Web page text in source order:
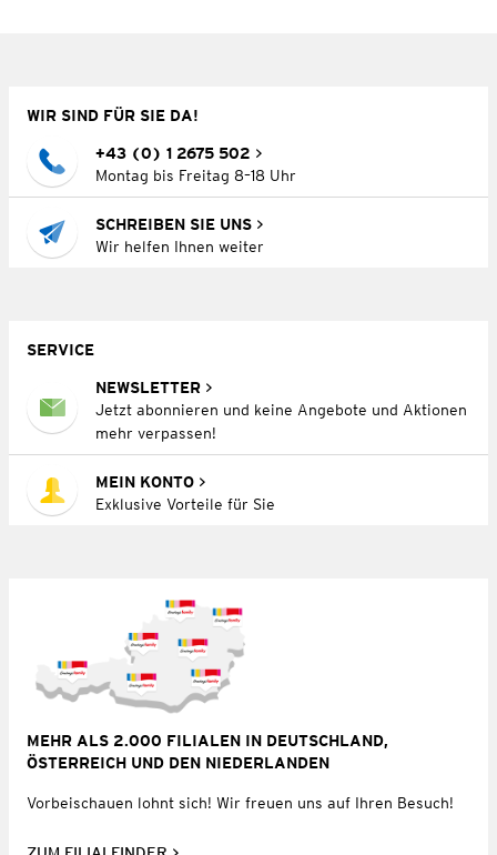
WIR SIND FÜR SIE DA!
+43 (0) 1 2675 502
Montag bis Freitag 8–18 Uhr
SCHREIBEN SIE UNS
Wir helfen Ihnen weiter
SERVICE
NEWSLETTER
Jetzt abonnieren und keine Angebote und Aktionen
mehr verpassen!
MEIN KONTO
Exklusive Vorteile für Sie
MEHR ALS 2.000 FILIALEN IN DEUTSCHLAND,
ÖSTERREICH UND DEN NIEDERLANDEN
Vorbeischauen lohnt sich! Wir freuen uns auf Ihren Besuch!